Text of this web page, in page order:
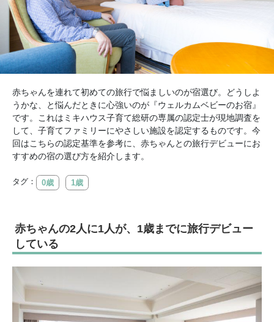
赤ちゃんを連れて初めての旅行で悩ましいのが宿選び。どうしよ
うかな、と悩んだときに心強いのが『ウェルカムベビーのお宿』
です。これはミキハウス子育て総研の専属の認定士が現地調査を
して、子育てファミリーにやさしい施設を認定するものです。今
回はこちらの認定基準を参考に、赤ちゃんとの旅行デビューにお
すすめの宿の選び方を紹介します。
タグ： 0歳 1歳
赤ちゃんの2人に1人が、1歳までに旅行デビュー
している